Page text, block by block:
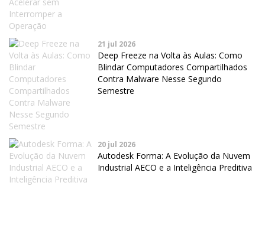
21 jul 2026
Deep Freeze na Volta às Aulas: Como
Blindar Computadores Compartilhados
Contra Malware Nesse Segundo
Semestre
20 jul 2026
Autodesk Forma: A Evolução da Nuvem
Industrial AECO e a Inteligência Preditiva